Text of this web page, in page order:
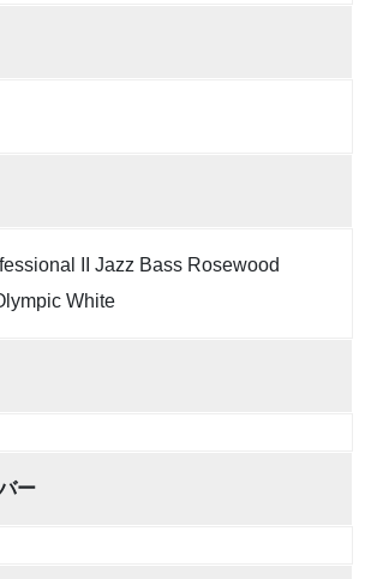
II Jazz Bass Rosewood
White
ー